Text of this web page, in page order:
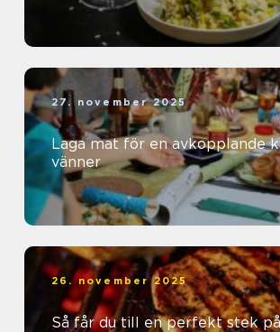
27. november 2025
Laga mat för en avkopplande
vänner
26. november 2025
Så får du till en perfekt stek